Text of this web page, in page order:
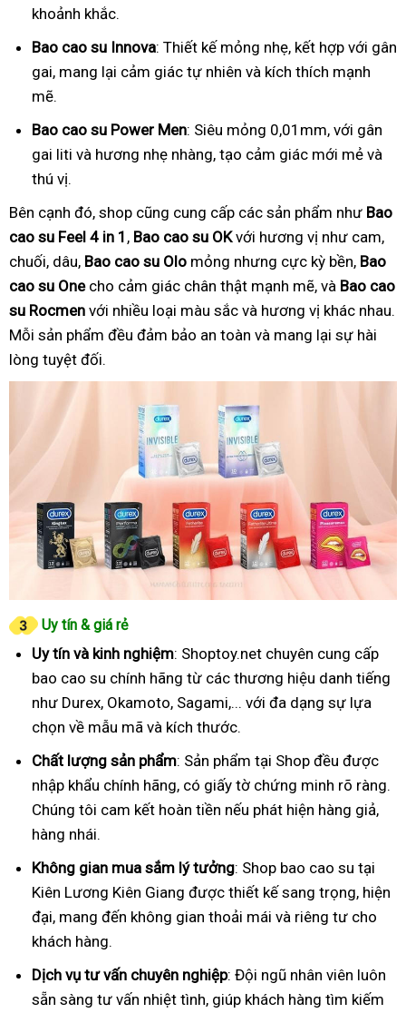
khoảnh khắc.
Bao cao su Innova: Thiết kế mỏng nhẹ, kết hợp với gân
gai, mang lại cảm giác tự nhiên và kích thích mạnh
mẽ.
Bao cao su Power Men: Siêu mỏng 0,01mm, với gân
gai liti và hương nhẹ nhàng, tạo cảm giác mới mẻ và
thú vị.
Bên cạnh đó, shop cũng cung cấp các sản phẩm như Bao
cao su Feel 4 in 1 , Bao cao su OKvới hương vị như cam,
chuối, dâu, Bao cao su Olo mỏng nhưng cực kỳ bền, Bao
cao su Onecho cảm giác chân thật mạnh mẽ, và Bao cao
su Rocmen với nhiều loại màu sắc và hương vị khác nhau.
Mỗi sản phẩm đều đảm bảo an toàn và mang lại sự hài
lòng tuyệt đối.
Uy tín & giá rẻ
Uy tín và kinh nghiệm: Shoptoy.net chuyên cung cấp
bao cao su chính hãng từ các thương hiệu danh tiếng
như Durex, Okamoto, Sagami,... với đa dạng sự lựa
chọn về mẫu mã và kích thước.
Chất lượng sản phẩm: Sản phẩm tại Shop đều được
nhập khẩu chính hãng, có giấy tờ chứng minh rõ ràng.
Chúng tôi cam kết hoàn tiền nếu phát hiện hàng giả,
hàng nhái.
Không gian mua sắm lý tưởng: Shop bao cao su tại
Kiên Lương Kiên Giang được thiết kế sang trọng, hiện
đại, mang đến không gian thoải mái và riêng tư cho
khách hàng.
Dịch vụ tư vấn chuyên nghiệp: Đội ngũ nhân viên luôn
sẵn sàng tư vấn nhiệt tình, giúp khách hàng tìm kiếm